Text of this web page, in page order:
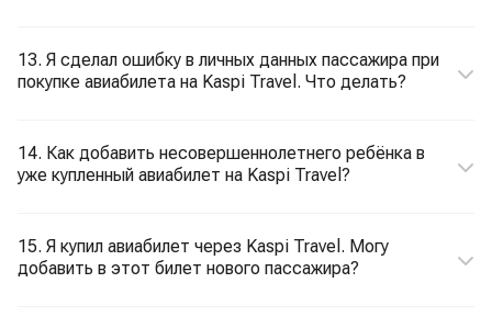
13. Я сделал ошибку в личных данных пассажира при
покупке авиабилета на Kaspi Travel. Что делать?
14. Как добавить несовершеннолетнего ребёнка в
уже купленный авиабилет на Kaspi Travel?
15. Я купил авиабилет через Kaspi Travel. Могу
добавить в этот билет нового пассажира?